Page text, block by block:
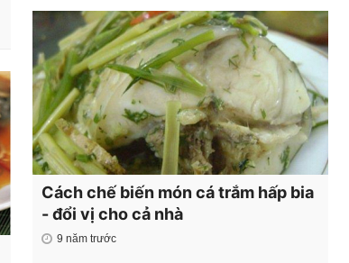
Cách chế biến món cá trắm hấp bia
- đổi vị cho cả nhà
9 năm trước